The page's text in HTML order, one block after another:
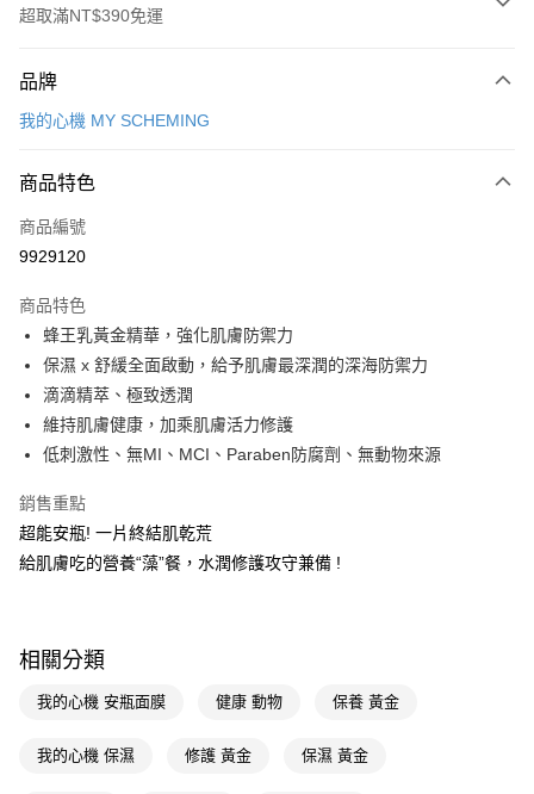
超取滿NT$390免運
POYA支付
超商取貨付款
LINE Pay
街口支付
悠遊付
Google Pay
AFTEE先享後付
【關於「AFTEE先享後付」】
AFTEE先享後付是「在收到商品之後才付款」的支付方式。 讓您購物簡單
１．簡單：不需註冊會員、不需綁卡、不需儲值。
【「AFTEE先享後付」結帳流程】
結帳頁面，進行簡訊認證並確認金額後，即可完成結帳。
ATM／網路銀行／等多元方式進行付款，方視為交易完成。
即享券
每筆NT$65，滿NT$390(含以上)免運費
付款後全家取貨
品牌
我的心機 MY SCHEMING
商品特色
商品編號
9929120
商品特色
蜂王乳黃金精華，強化肌膚防禦力
保濕 x 舒緩全面啟動，給予肌膚最深潤的深海防禦力
滴滴精萃、極致透潤
維持肌膚健康，加乘肌膚活力修護
低刺激性、無MI、MCI、Paraben防腐劑、無動物來源
銷售重點
超能安瓶! 一片終結肌乾荒
給肌膚吃的營養“藻”餐，水潤修護攻守兼備 !
相關分類
我的心機 安瓶面膜 健康 動物 保養 黃金
我的心機 保濕 修護 黃金 保濕 黃金